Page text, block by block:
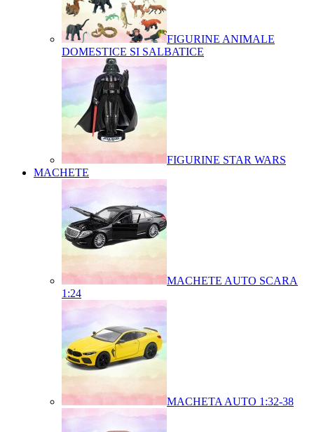
FIGURINE ANIMALE
DOMESTICE SI SALBATICE
FIGURINE STAR WARS
MACHETE
MACHETE AUTO SCARA
1:24
MACHETA AUTO 1:32-38